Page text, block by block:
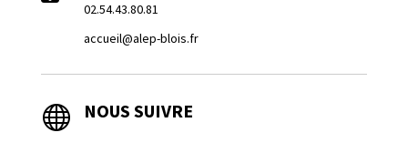
02.54.43.80.81
accueil@alep-blois.fr
 NOUS SUIVRE